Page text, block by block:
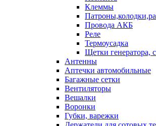
Клеммы
Провода АКБ
Реле
Термоусадка
Щетки генератора,
Антенны
Аптечки автомобильные
Багажные сетки
Вентиляторы
Вешалки
Воронки
Губки, варежки